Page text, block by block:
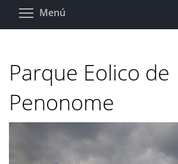
Pasar
Menú
Parque Eolico de
Penonome